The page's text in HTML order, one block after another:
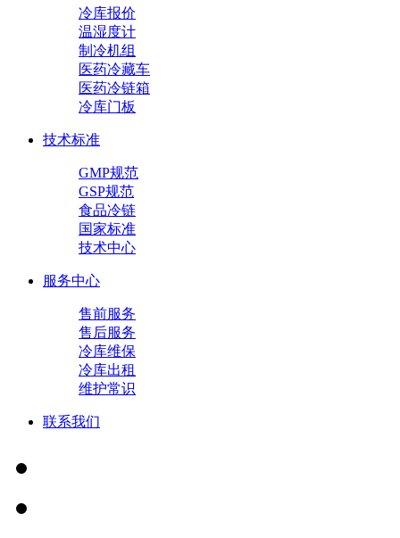
冷库报价
温湿度计
制冷机组
医药冷藏车
医药冷链箱
冷库门板
技术标准
GMP规范
GSP规范
食品冷链
国家标准
技术中心
服务中心
售前服务
售后服务
冷库维保
冷库出租
维护常识
联系我们